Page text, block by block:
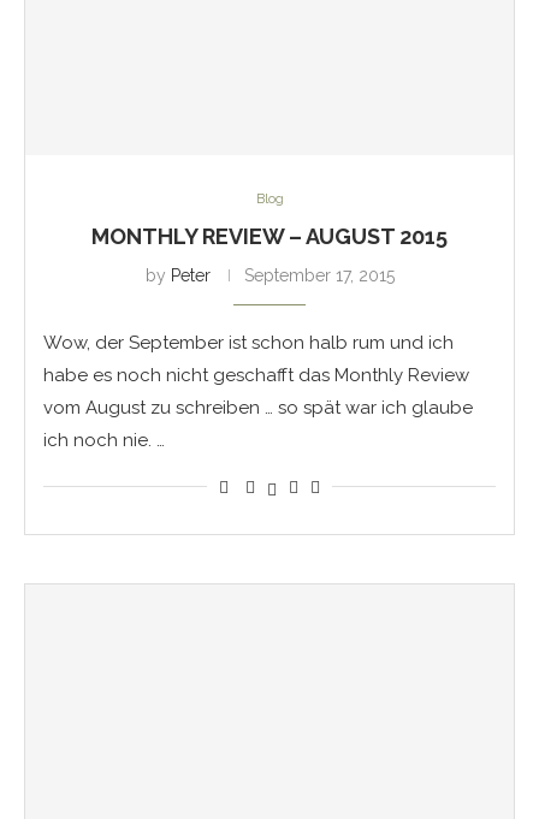
Blog
MONTHLY REVIEW – AUGUST 2015
by Peter September 17, 2015
Wow, der September ist schon halb rum und ich
habe es noch nicht geschafft das Monthly Review
vom August zu schreiben … so spät war ich glaube
ich noch nie. …